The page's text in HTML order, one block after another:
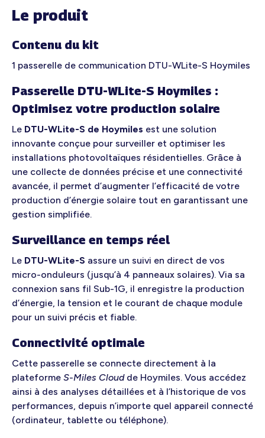
Le produit
Contenu du kit
1 passerelle de communication DTU-WLite-S Hoymiles
Passerelle DTU-WLite-S Hoymiles :
Optimisez votre production solaire
Le DTU-WLite-S de Hoymiles est une solution
innovante conçue pour surveiller et optimiser les
installations photovoltaïques résidentielles. Grâce à
une collecte de données précise et une connectivité
avancée, il permet d’augmenter l’efficacité de votre
production d’énergie solaire tout en garantissant une
gestion simplifiée.
Surveillance en temps réel
Le DTU-WLite-S assure un suivi en direct de vos
micro-onduleurs (jusqu’à 4 panneaux solaires). Via sa
connexion sans fil Sub-1G, il enregistre la production
d’énergie, la tension et le courant de chaque module
pour un suivi précis et fiable.
Connectivité optimale
Cette passerelle se connecte directement à la
plateforme S-Miles Cloudde Hoymiles. Vous accédez
ainsi à des analyses détaillées et à l’historique de vos
performances, depuis n’importe quel appareil connecté
(ordinateur, tablette ou téléphone).